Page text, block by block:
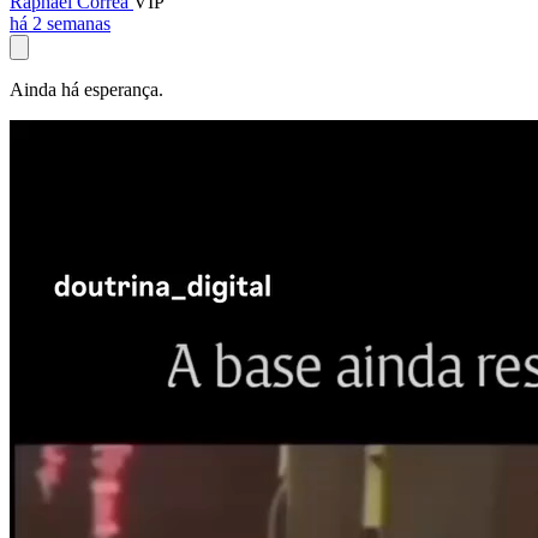
há 2 semanas
Ainda há esperança.